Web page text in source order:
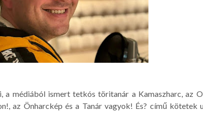
a médiából ismert tetkós töritanár a Kamaszharc, az
az Önharckép és a Tanár vagyok! És? című kötetek